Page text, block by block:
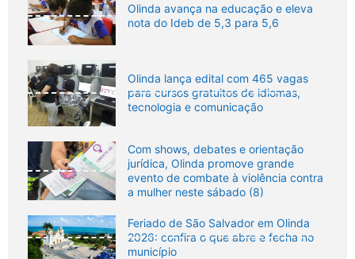
Olinda avança na educação e eleva
nota do Ideb de 5,3 para 5,6
Olinda lança edital com 465 vagas
para cursos gratuitos de idiomas,
tecnologia e comunicação
Com shows, debates e orientação
jurídica, Olinda promove grande
evento de combate à violência contra
a mulher neste sábado (8)
Feriado de São Salvador em Olinda
2026: confira o que abre e fecha no
município